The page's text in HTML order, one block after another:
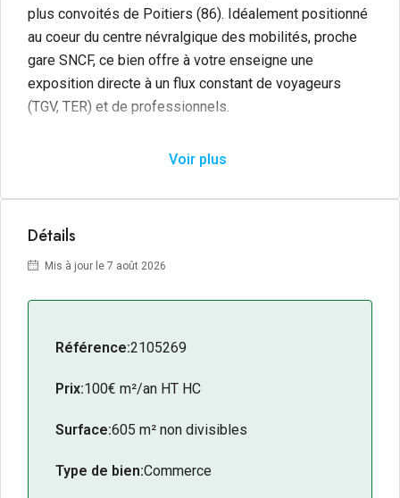
plus convoités de Poitiers (86). Idéalement positionné
au coeur du centre névralgique des mobilités, proche
gare SNCF, ce bien offre à votre enseigne une
exposition directe à un flux constant de voyageurs
(TGV, TER) et de professionnels.
constitue un véritable levier de visibilité et de
de la gare routière et des lignes majeures du réseau de
transports en commun de l’agglomération. C’est
l’excellence et souhaitant affirmer leur présence au
Visibilité: Flux piétonnier et routier exceptionnel.
Accessibilité: Pôle d’échanges multimodal
Voir plus
Détails
Mis à jour le 7 août 2026
Référence:2105269
Prix:100€ m²/an HT HC
Surface:605 m² non divisibles
Type de bien:Commerce